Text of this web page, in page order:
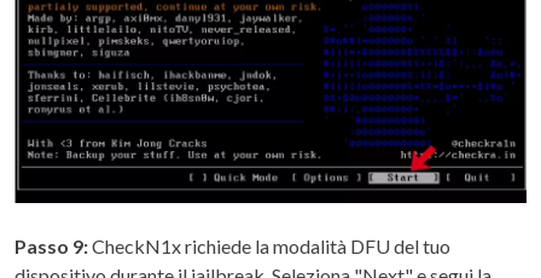
Passo 9:CheckN1x richiede la modalità DFU del tuo